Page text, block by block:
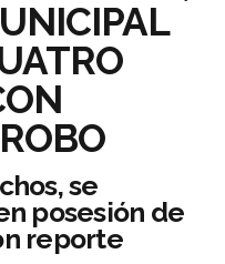
se
posesión de
reporte